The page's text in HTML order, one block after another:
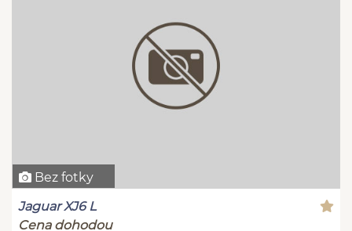
Bez fotky
Jaguar XJ6 L
Cena dohodou